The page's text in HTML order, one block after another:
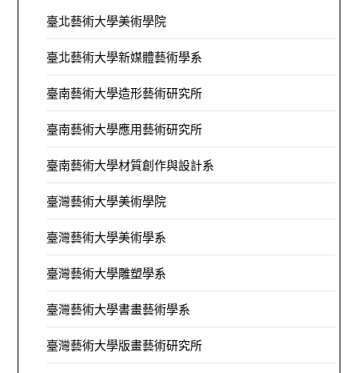
臺北藝術大學美術學院
臺北藝術大學新媒體藝術學系
臺南藝術大學造形藝術研究所
臺南藝術大學應用藝術研究所
臺南藝術大學材質創作與設計系
臺灣藝術大學美術學院
臺灣藝術大學美術學系
臺灣藝術大學雕塑學系
臺灣藝術大學書畫藝術學系
臺灣藝術大學版畫藝術研究所